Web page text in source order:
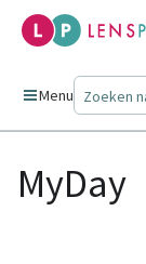
Menu
MyDay